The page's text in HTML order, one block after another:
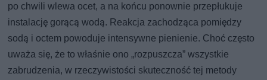
po chwili wlewa ocet, a na końcu ponownie przepłukuje
instalację gorącą wodą. Reakcja zachodząca pomiędzy
sodą i octem powoduje intensywne pienienie. Choć często
uważa się, że to właśnie ono „rozpuszcza” wszystkie
zabrudzenia, w rzeczywistości skuteczność tej metody